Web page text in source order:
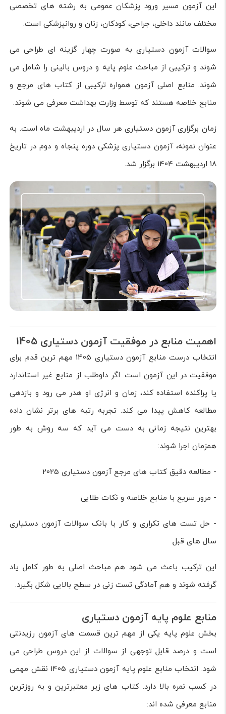
این آزمون مسیر ورود پزشکان عمومی به رشته های تخصصی
مختلف مانند داخلی، جراحی، کودکان، زنان و روانپزشکی است.
سوالات آزمون دستیاری به صورت چهار گزینه ای طراحی می
شوند و ترکیبی از مباحث علوم پایه و دروس بالینی را شامل می
شوند. منابع اصلی آزمون همواره ترکیبی از کتاب های مرجع و
منابع خلاصه هستند که توسط وزارت بهداشت معرفی می شوند.
زمان برگزاری آزمون دستیاری هر سال در اردیبهشت ماه است. به
عنوان نمونه، آزمون دستیاری پزشکی دوره پنجاه و دوم در تاریخ
18 اردیبهشت 1404 برگزار شد.
اهمیت منابع در موفقیت آزمون دستیاری 1405
انتخاب درست منابع آزمون دستیاری 1405 مهم ترین قدم برای
موفقیت در این آزمون است. اگر داوطلب از منابع غیر استاندارد
یا پراکنده استفاده کند، زمان و انرژی او هدر می رود و بازدهی
مطالعه کاهش پیدا می کند. تجربه رتبه های برتر نشان داده
بهترین نتیجه زمانی به دست می آید که سه روش به طور
همزمان اجرا شوند:
- مطالعه دقیق کتاب های مرجع آزمون دستیاری 2025
- مرور سریع با منابع خلاصه و نکات طلایی
- حل تست های تکراری و کار با بانک سوالات آزمون دستیاری
سال های قبل
این ترکیب باعث می شود هم مباحث اصلی به طور کامل یاد
گرفته شوند و هم آمادگی تست زنی در سطح بالایی شکل بگیرد.
منابع علوم پایه آزمون دستیاری
بخش علوم پایه یکی از مهم ترین قسمت های آزمون رزیدنتی
است و درصد قابل توجهی از سوالات از این دروس طراحی می
شود. انتخاب منابع علوم پایه آزمون دستیاری 1405 نقش مهمی
در کسب نمره بالا دارد. کتاب های زیر معتبرترین و به روزترین
منابع معرفی شده اند: